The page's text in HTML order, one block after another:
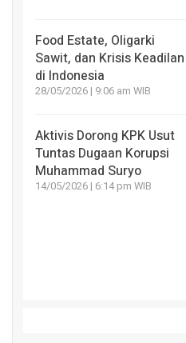
Food Estate, Oligarki
Sawit, dan Krisis Keadilan
di Indonesia
28/05/2026 | 9:06 am WIB
Aktivis Dorong KPK Usut
Tuntas Dugaan Korupsi
Muhammad Suryo
14/05/2026 | 6:14 pm WIB